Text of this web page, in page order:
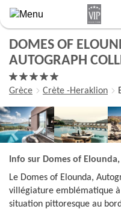
Aller
au
principal
DOMES OF
AUTOGRAPH
Grèce Crète -Heraklion
Info sur Domes of
Le Domes of Elounda,
villégiature emblématique
situation pittoresque au